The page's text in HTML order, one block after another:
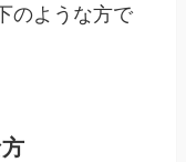
のような方で